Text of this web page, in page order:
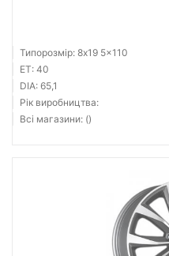
Типорозмір: 8x19 5x110
ET: 40
DIA: 65,1
Рік виробництва:
Всі магазини: ()